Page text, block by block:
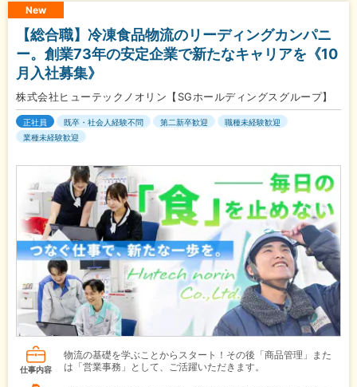
New
【総合職】冷凍食品物流のリーディングカンパニ
ー。創業73年の安定企業で新たなキャリアを《10
月入社募集》
株式会社ヒューテックノオリン【SGホールディングスグループ】
正社員 既卒・社会人経験不問 第二新卒歓迎
職種未経験歓迎
業種未経験歓迎
仕事内容
物流の基礎を学ぶことからスタート！その後「商品管理」また
は「営業事務」として、ご活躍いただきます。